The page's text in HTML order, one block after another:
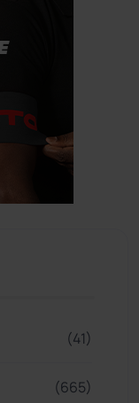
(41)
(665)